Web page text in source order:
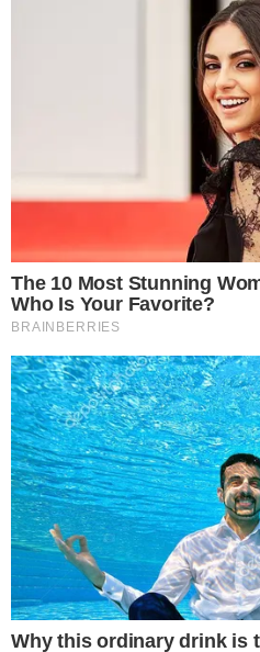
DEU
20
da
ainda
do
VEJA MAIS